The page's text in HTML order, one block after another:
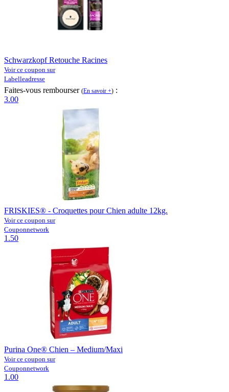
Schwarzkopf Retouche Racines
Voir ce coupon sur
Labelleadresse
Faites-vous rembourser (En savoir +) :
3.00
FRISKIES® - Croquettes pour Chien adulte 12kg.
Voir ce coupon sur
Couponnetwork
1.50
Purina One® Chien – Medium/Maxi
Voir ce coupon sur
Couponnetwork
1.00